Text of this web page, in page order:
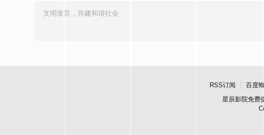
RSS订阅 百度
星辰影院免费